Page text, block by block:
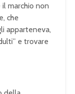
il marchio non
che
apparteneva,
e trovare